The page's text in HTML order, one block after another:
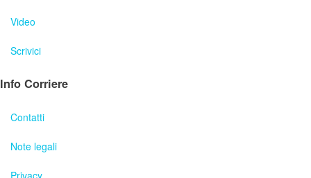
Video
Scrivici
Info Corriere
Contatti
Note legali
Privacy